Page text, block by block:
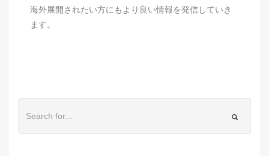
海外展開されたい方にもより良い情報を発信していき
ます。